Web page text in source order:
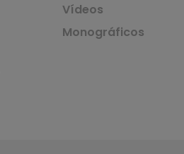
Vídeos
Monográficos